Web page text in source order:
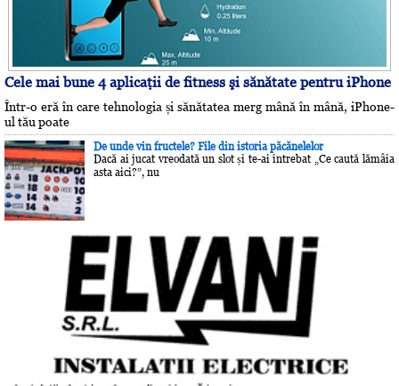
Cele mai bune 4 aplicaţii de fitness şi sănătate pentru iPhone
Într-o eră în care tehnologia și sănătatea merg mână în mână, iPhone-
ul tău poate
De unde vin fructele? File din istoria păcănelelor
Dacă ai jucat vreodată un slot și te-ai întrebat „Ce caută lămâia
asta aici?”, nu